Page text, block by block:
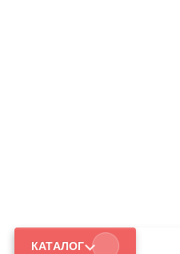
КАТАЛОГ